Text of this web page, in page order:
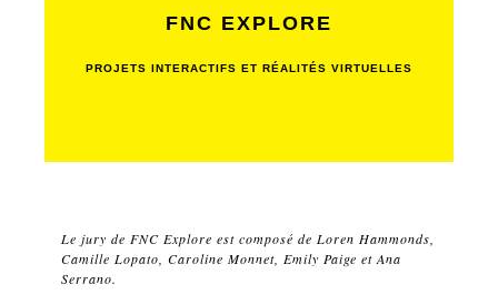
FNC EXPLORE
PROJETS INTERACTIFS ET RÉALITÉS VIRTUELLES
Le jury de FNC Explore est composé de Loren Hammonds,
Camille Lopato, Caroline Monnet, Emily Paige et Ana
Serrano.